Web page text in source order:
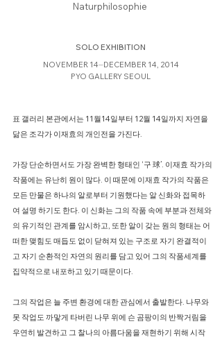
Naturphilosophie
SOLO EXHIBITION
NOVEMBER 14⏤DECEMBER 14, 2014
PYO GALLERY SEOUL
표 갤러리 본관에서는 11월14일부터 12월 14일까지 자연을
닮은 조각가 이재효의 개인전을 가진다.
가장 단순하면서도 가장 완벽한 형태인 ‘구 球’. 이재효 작가의
작품에는 유난히 원이 많다. 이 때문에 이재효 작가의 작품은
모든 만물은 하나의 알로부터 기원했다는 알 신화와 접목하
여 설명 하기도 한다. 이 신화는 그의 작품 속에 부분과 전체와
의 유기적인 관계를 암시하고, 또한 알이 갖는 원의 형태는 어
떠한 맺힘도 매듭도 없이 닫혀져 있는 구조로 자기 완결적이
고 자기 순환적인 자연의 원리를 담고 있어 그의 작품세계를
집약적으로 내포하고 있기 때문이다.
그의 작업은 늘 주변 환경에 대한 관심에서 출발한다. 나무와
못 작업도 까맣게 타버린 나무 위에 슨 곰팡이의 반짝거림을
우연히 발견하고 그 찰나의 아름다움을 재현하기 위해 시작